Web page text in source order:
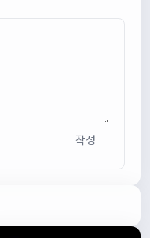
것같습니다. 저희가
있다는 항목을 추가
이 필요할것같습니
작성